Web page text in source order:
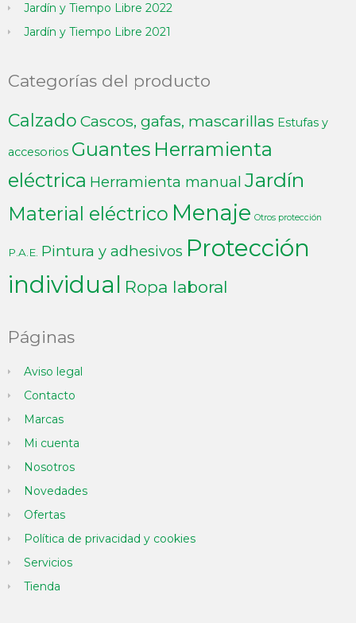
Jardín y Tiempo Libre 2022
Jardín y Tiempo Libre 2021
Categorías del producto
Calzado Cascos, gafas, mascarillas Estufas y
accesorios Guantes Herramienta
eléctrica Herramienta manual Jardín
Material eléctrico Menaje Otros protección
P.A.E. Pintura y adhesivos Protección
individual Ropa laboral
Páginas
Aviso legal
Contacto
Marcas
Mi cuenta
Nosotros
Novedades
Ofertas
Política de privacidad y cookies
Servicios
Tienda